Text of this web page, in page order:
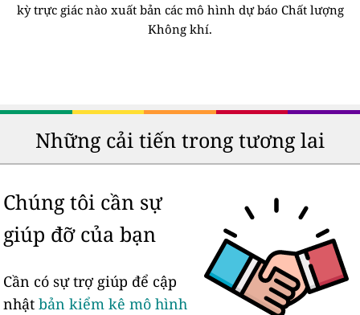
kỳ trực giác nào xuất bản các mô hình dự báo Chất lượng
Không khí.
Những cải tiến trong tương lai
Chúng tôi cần sự
giúp đỡ của bạn
Cần có sự trợ giúp để cập
nhậtbản kiểm kê mô hình